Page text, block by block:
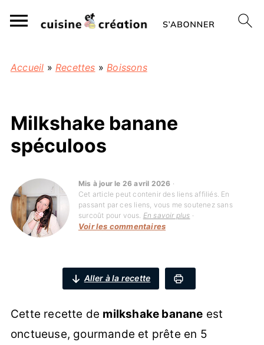
Accueil » Recettes »Boissons
Milkshake banane
spéculoos
Mis à jour le 26 avril 2026 ·
Cet article peut contenir des liens affiliés. En
passant par ces liens, vous me soutenez sans
surcoût pour vous. En savoir plus ·
Voir les commentaires
Aller à la recette
Cette recette de milkshake banane est
onctueuse, gourmande et prête en 5